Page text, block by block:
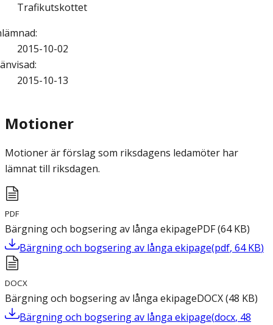
Trafikutskottet
:
2015-10-02
:
2015-10-13
Motioner
Motioner är förslag som riksdagens ledamöter har
lämnat till riksdagen.
PDF
Bärgning och bogsering av långa ekipagePDF(64 KB)
Bärgning och bogsering av långa ekipage(pdf, 64 KB)
DOCX
Bärgning och bogsering av långa ekipageDOCX(48 KB)
Bärgning och bogsering av långa ekipage(docx, 48